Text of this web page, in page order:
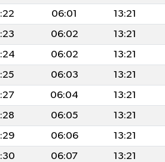
06:01 13:21
06:02 13:21
06:02 13:21
06:03 13:21
06:04 13:21
06:05 13:21
06:06 13:21
06:07 13:21